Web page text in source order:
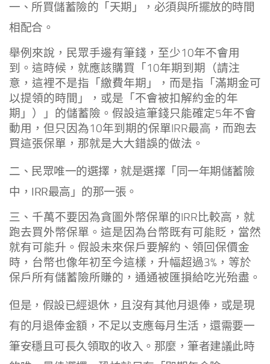
一、所買儲蓄險的「天期」，必須與所擺放的時間
相配合。
舉例來說，民眾手邊有筆錢，至少10年不會用
到。這時候，就應該購買「10年期到期（請注
意，這裡不是指「繳費年期」，而是指「滿期金可
以提領的時間」，或是「不會被扣解約金的年
期」）」的儲蓄險。假設這筆錢只能確定5年不會
動用，但只因為10年到期的保單IRR最高，而跑去
買這張保單，那就是大大錯誤的做法。
二、民眾唯一的選擇，就是選擇「同一年期儲蓄險
中，IRR最高」的那一張。
三、千萬不要因為貪圖外幣保單的IRR比較高，就
跑去買外幣保單。這是因為台幣既有可能貶，當然
就有可能升。假設未來保戶要解約、領回保價金
時，台幣也像年初至今這樣，升幅超過3%，等於
保戶所有儲蓄險所賺的，通通被匯損給吃光殆盡。
但是，假設已經退休，且沒有其他月退俸，或是現
有的月退俸金額，不足以支應每月生活，還需要一
筆安穩且可長久領取的收入。那麼，筆者建議此時